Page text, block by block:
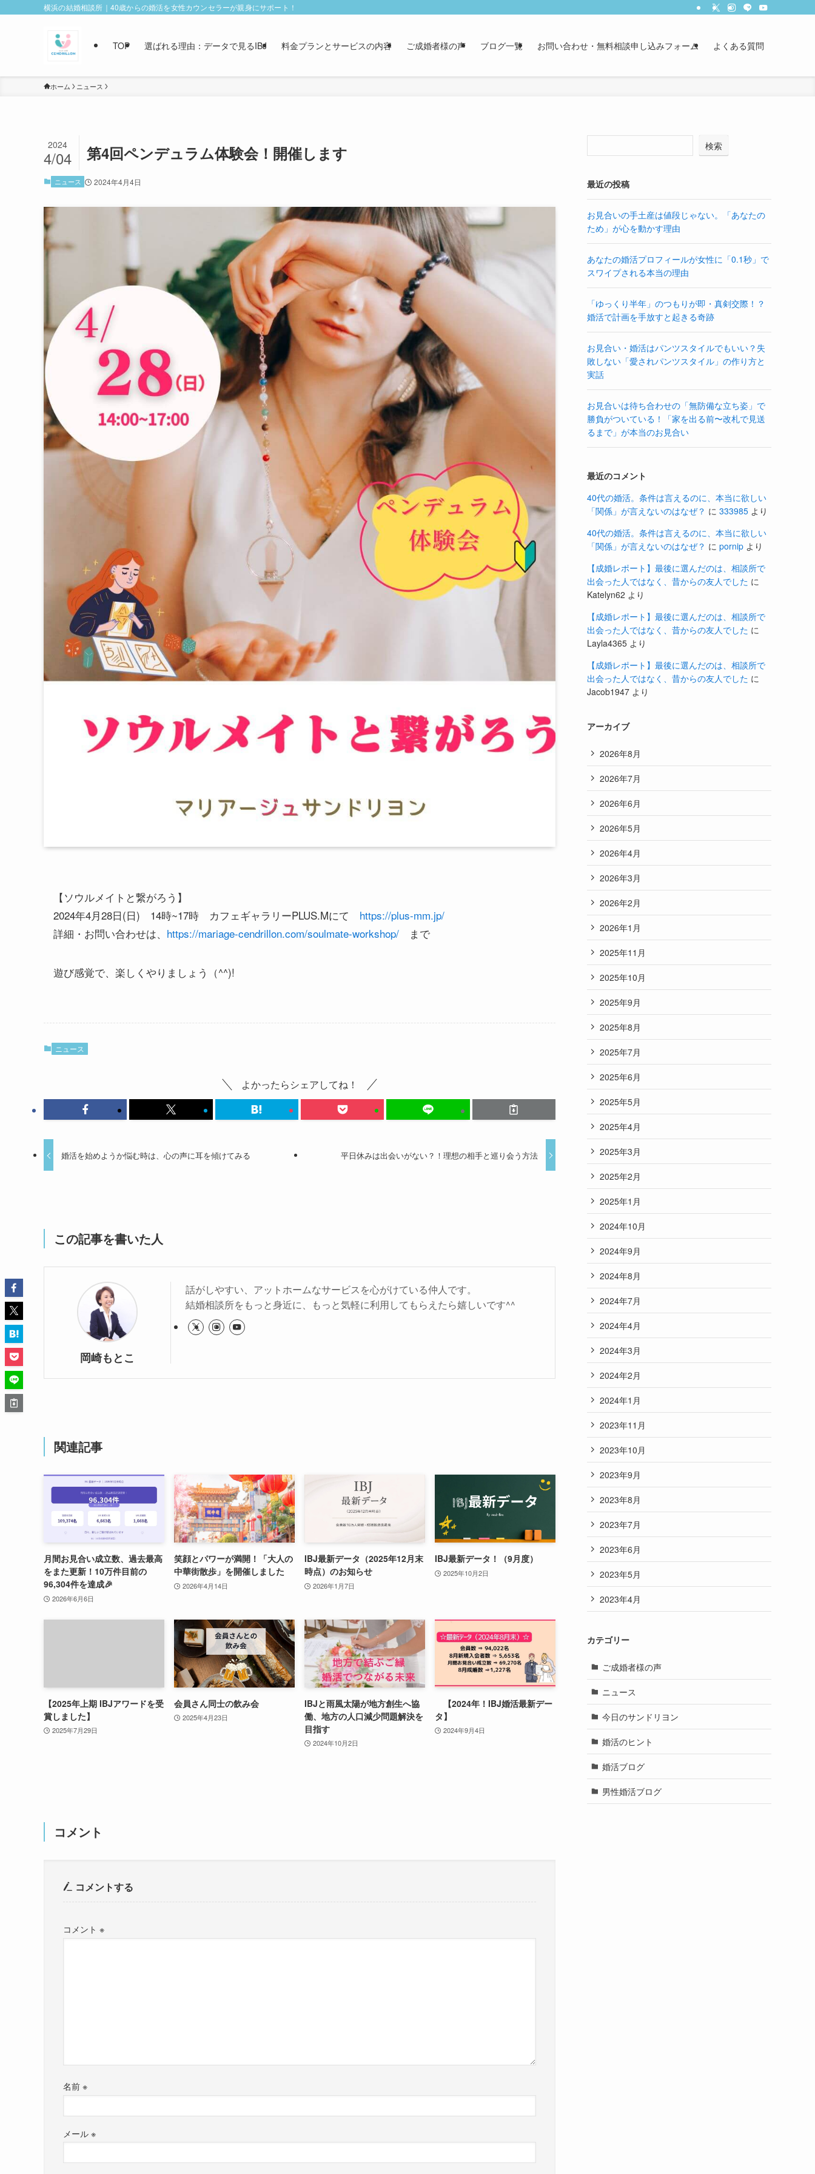
横浜の結婚相談所｜40歳からの婚活を女性カウンセラーが親身にサポート！
TOP 選ばれる理由：データで見るIBJ 料金プランとサービスの内容 ご成婚者様の声 ブログ一覧 お問い合わせ・無料相談申し込みフォーム よくある質問
ホーム ニュース
第4回ペンデュラム体験会！開催します
2024
4/04
ニュース 2024年4月4日
【ソウルメイトと繋がろう】
2024年4月28日(日) 14時~17時 カフェギャラリーPLUS.Mにて https://plus-mm.jp/
詳細・お問い合わせは、 https://mariage-cendrillon.com/soulmate-workshop/ まで
遊び感覚で、楽しくやりましょう（^^)!
ニュース
よかったらシェアしてね！
婚活を始めようか悩む時は、心の声に耳を傾けてみる 平日休みは出会いがない？！理想の相手と巡り会う方法
この記事を書いた人
岡崎もとこ
話がしやすい、アットホームなサービスを心がけている仲人です。
結婚相談所をもっと身近に、もっと気軽に利用してもらえたら嬉しいです^^
関連記事
月間お見合い成立数、過去最高
をまた更新！10万件目前の
96,304件を達成🎉
2026年6月6日
笑顔とパワーが満開！「大人の
中華街散歩」を開催しました
2026年4月14日
IBJ最新データ（2025年12月末
時点）のお知らせ
2026年1月7日
IBJ最新データ！（9月度）
2025年10月2日
【2025年上期 IBJアワードを受
賞しました】
2025年7月29日
会員さん同士の飲み会
2025年4月23日
IBJと雨風太陽が地方創生へ協
働、地方の人口減少問題解決を
目指す
2024年10月2日
【2024年！IBJ婚活最新デー
タ】
2024年9月4日
コメント
コメントする
コメント ※
名前※
メール※
検索
最近の投稿
お見合いの手土産は値段じゃない。「あなたの
ため」が心を動かす理由
あなたの婚活プロフィールが女性に「0.1秒」で
スワイプされる本当の理由
「ゆっくり半年」のつもりが即・真剣交際！？
婚活で計画を手放すと起きる奇跡
お見合い・婚活はパンツスタイルでもいい？失
敗しない「愛されパンツスタイル」の作り方と
実話
お見合いは待ち合わせの「無防備な立ち姿」で
勝負がついている！「家を出る前〜改札で見送
るまで」が本当のお見合い
最近のコメント
40代の婚活。条件は言えるのに、本当に欲しい
「関係」が言えないのはなぜ？ に 333985 より
40代の婚活。条件は言えるのに、本当に欲しい
「関係」が言えないのはなぜ？ に pornip より
【成婚レポート】最後に選んだのは、相談所で
出会った人ではなく、昔からの友人でした に
Katelyn62 より
【成婚レポート】最後に選んだのは、相談所で
出会った人ではなく、昔からの友人でした に
Layla4365 より
【成婚レポート】最後に選んだのは、相談所で
出会った人ではなく、昔からの友人でした に
Jacob1947 より
アーカイブ
2026年8月
2026年7月
2026年6月
2026年5月
2026年4月
2026年3月
2026年2月
2026年1月
2025年11月
2025年10月
2025年9月
2025年8月
2025年7月
2025年6月
2025年5月
2025年4月
2025年3月
2025年2月
2025年1月
2024年10月
2024年9月
2024年8月
2024年7月
2024年4月
2024年3月
2024年2月
2024年1月
2023年11月
2023年10月
2023年9月
2023年8月
2023年7月
2023年6月
2023年5月
2023年4月
カテゴリー
ご成婚者様の声
ニュース
今日のサンドリヨン
婚活のヒント
婚活ブログ
男性婚活ブログ